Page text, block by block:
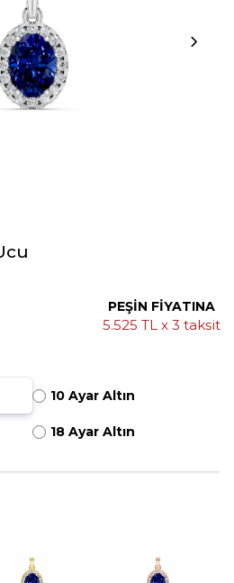
PEŞİN FİYATINA
5.525 TL x 3 taksit
10 Ayar Altın
18 Ayar Altın